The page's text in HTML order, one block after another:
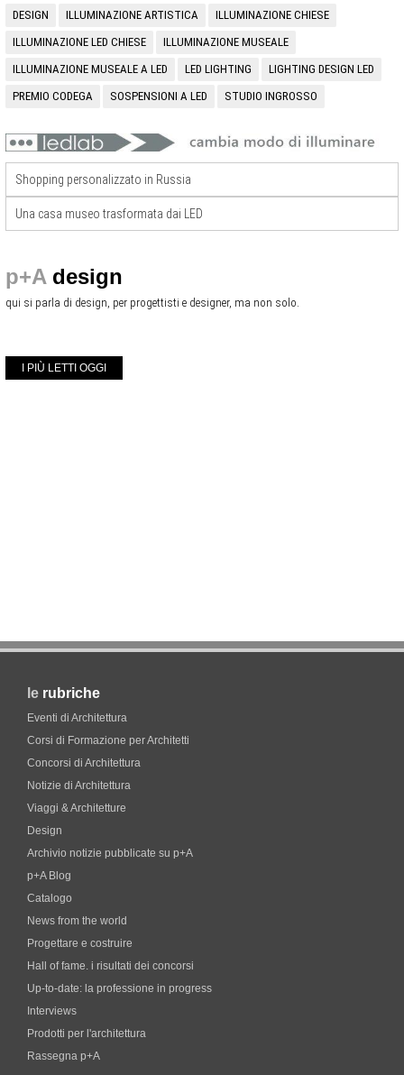
DESIGN ILLUMINAZIONE ARTISTICA
ILLUMINAZIONE CHIESE
ILLUMINAZIONE LED CHIESE
ILLUMINAZIONE MUSEALE
ILLUMINAZIONE MUSEALE A LED
LED LIGHTING
LIGHTING DESIGN LED
PREMIO CODEGA
SOSPENSIONI A LED STUDIO INGROSSO
Shopping personalizzato in Russia
Una casa museo trasformata dai LED
p+A design
qui si parla di design, per progettisti e designer, ma non solo.
I PIÙ LETTI OGGI
le rubriche
Eventi di Architettura
Corsi di Formazione per Architetti
Concorsi di Architettura
Notizie di Architettura
Viaggi & Architetture
Design
Archivio notizie pubblicate su p+A
p+A Blog
Catalogo
News from the world
Progettare e costruire
Hall of fame. i risultati dei concorsi
Up-to-date: la professione in progress
Interviews
Prodotti per l'architettura
Rassegna p+A